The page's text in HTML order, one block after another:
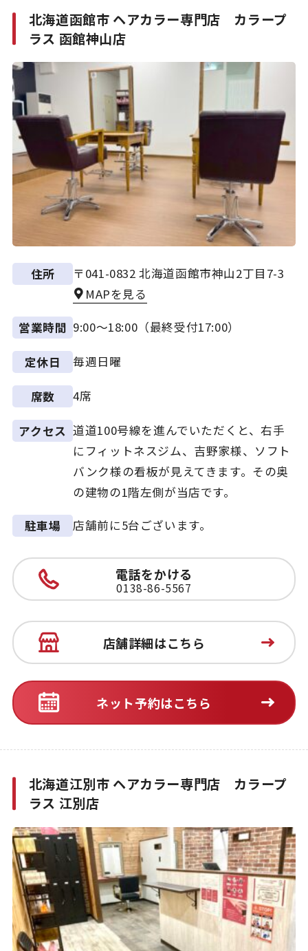
北海道函館市 ヘアカラー専門店 カラープ
ラス 函館神山店
住所
〒041-0832 北海道函館市神山2丁目7-3
MAPを見る
営業時間 9:00～18:00（最終受付17:00）
定休日 毎週日曜
席数 4席
アクセス 道道100号線を進んでいただくと、右手
にフィットネスジム、吉野家様、ソフト
バンク様の看板が見えてきます。その奥
の建物の1階左側が当店です。
駐車場 店舗前に5台ございます。
電話をかける
0138-86-5567
店舗詳細はこちら
ネット予約はこちら
北海道江別市 ヘアカラー専門店 カラープ
ラス 江別店